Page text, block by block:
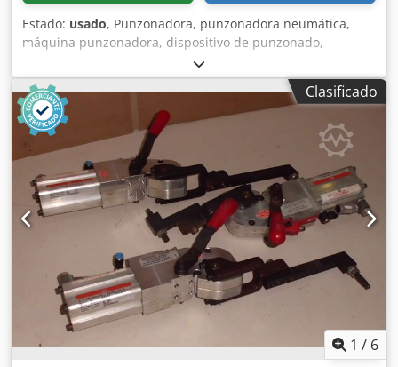
Estado: usado, Punzonadora, punzonadora neumática,
máquina punzonadora, dispositivo de punzonado,
máquina perforadora, punzonadora neumática manual
Djdpfxefwx Uys Akkekr -Fabricante: DE-STA-CO,
punzonadora neumática -Tipo: 040 0210 -Punzón
integrado: Ø 2,5 mm -Salida máxima: 25 mm -
Dimensiones: 190/200/A510 mm -Peso: 24 kg
Clasificado
1 / 6